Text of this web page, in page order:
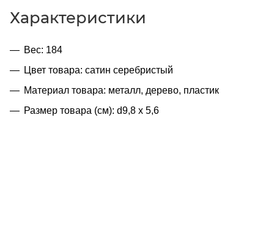
Характеристики
Вес: 184
Цвет товара: сатин серебристый
Материал товара: металл, дерево, пластик
Размер товара (см): d9,8 x 5,6